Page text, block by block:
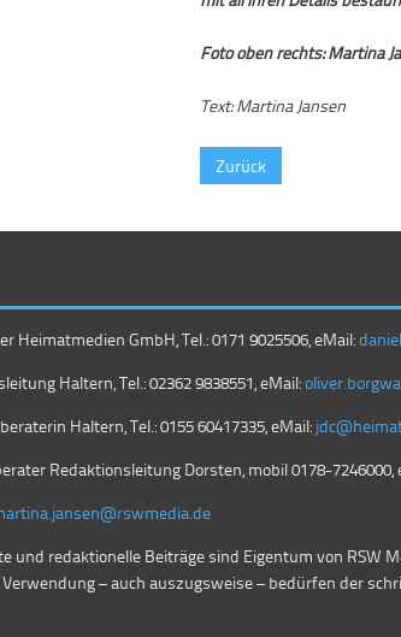
Foto oben rechts: Martina
Text: Martina Jansen
Zurück
Heimatmedien GmbH, Tel.: 0171 9025506, eMail:
Haltern, Tel.: 02362 9838551, eMail:
Haltern, Tel.: 0155 60417335, eMail:
Redaktionsleitung Dorsten, mobil0178-7246000
und redaktionelle Beiträge sind Eigentum von
– auch auszugsweise – bedürfen der